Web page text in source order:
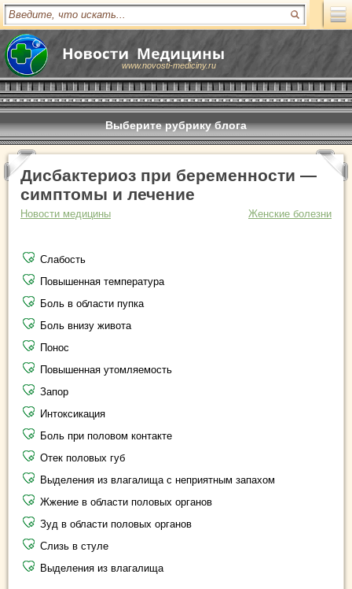
www.novosti-mediciny.ru
Выберите рубрику блога
Дисбактериоз при беременности —
симптомы и лечение
Новости медицины Женские болезни
Слабость
Повышенная температура
Боль в области пупка
Боль внизу живота
Понос
Повышенная утомляемость
Запор
Интоксикация
Боль при половом контакте
Отек половых губ
Выделения из влагалища с неприятным запахом
Жжение в области половых органов
Зуд в области половых органов
Слизь в стуле
Выделения из влагалища